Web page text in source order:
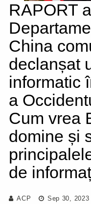
RAPORT
China
declanșat
informatic
a
Cum vrea
domine și
de
ACP Sep 30, 2023